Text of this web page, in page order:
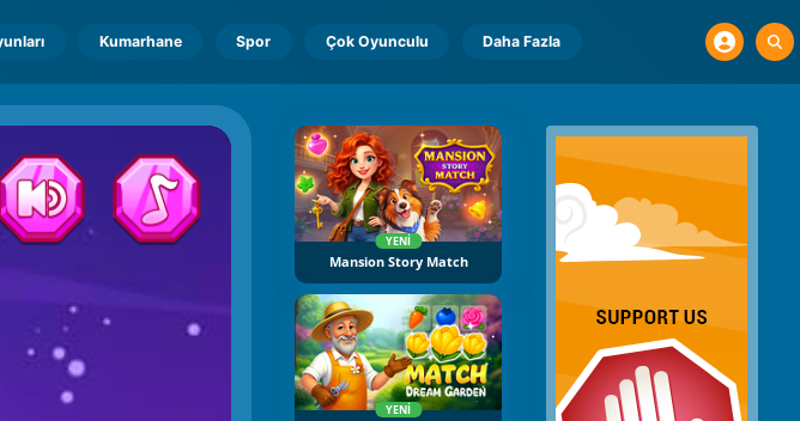
Kumarhane Spor Çok Oyunculu Daha Fazla
YENI
Mansion Story Match
YENI